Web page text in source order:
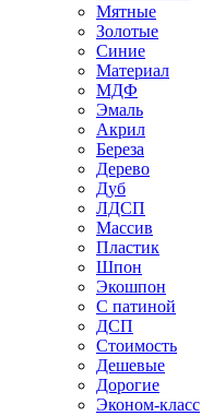
Мятные
Золотые
Синие
Материал
МДФ
Эмаль
Акрил
Береза
Дерево
Дуб
ЛДСП
Массив
Пластик
Шпон
Экошпон
С патиной
ДСП
Стоимость
Дешевые
Дорогие
Эконом-класс